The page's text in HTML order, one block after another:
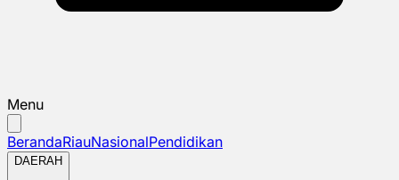
Menu
BerandaRiauNasionalPendidikan
DAERAH